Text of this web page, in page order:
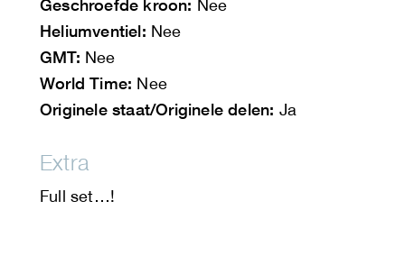
Geschroefde kroon: Nee
Heliumventiel: Nee
GMT: Nee
World Time: Nee
Originele staat/Originele delen: Ja
Extra
Full set…!